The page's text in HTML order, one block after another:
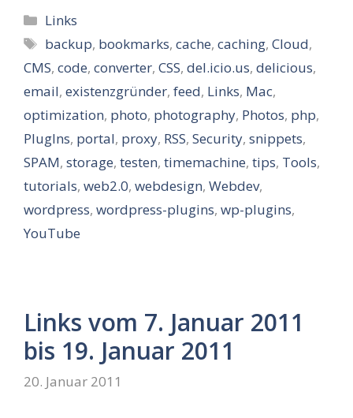
Kategorien
Links
Schlagwörter
backup, bookmarks,cache,caching,Cloud,
CMS, code, converter, CSS, del.icio.us, delicious,
email, existenzgründer, feed, Links, Mac,
optimization, photo, photography, Photos, php,
PlugIns, portal, proxy, RSS, Security, snippets,
SPAM, storage, testen, timemachine, tips, Tools,
tutorials, web2.0, webdesign, Webdev,
wordpress, wordpress-plugins, wp-plugins,
YouTube
Links vom 7. Januar 2011
bis 19. Januar 2011
20. Januar 2011